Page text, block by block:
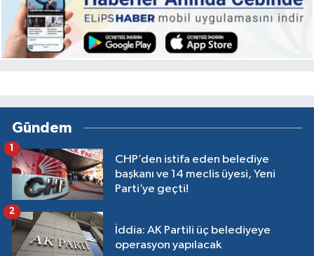
Gündem
CHP’den istifa eden belediye
başkanı ve 14 meclis üyesi, Yeni
Parti’ye geçti!
1
İddia: AK Partili üç belediyeye
operasyon yapılacak
2